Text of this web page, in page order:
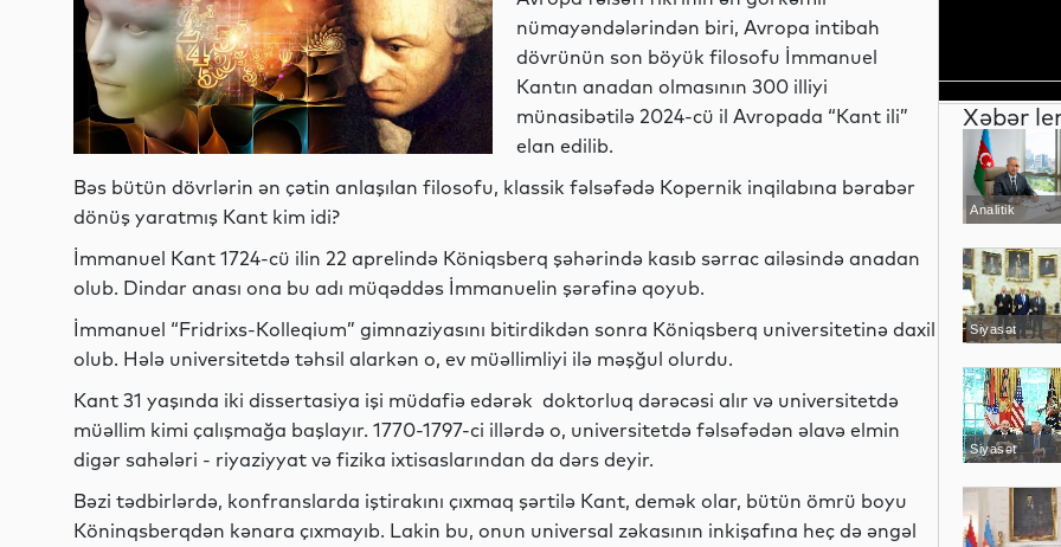
nümayəndələrindən biri, Avropa intibah
dövrünün son böyük filosofu İmmanuel
Kantın anadan olmasının 300 illiyi
münasibətilə 2024-cü il Avropada “Kant ili”
elan edilib.
Bəs bütün dövrlərin ən çətin anlaşılan filosofu, klassik fəlsəfədə Kopernik inqilabına bərabər
dönüş yaratmış Kant kim idi?
İmmanuel Kant 1724-cü ilin 22 aprelində Köniqsberq şəhərində kasıb sərrac ailəsində anadan
olub. Dindar anası ona bu adı müqəddəs İmmanuelin şərəfinə qoyub.
İmmanuel “Fridrixs-Kolleqium” gimnaziyasını bitirdikdən sonra Köniqsberq universitetinə daxil
olub. Hələ universitetdə təhsil alarkən o, ev müəllimliyi ilə məşğul olurdu.
Kant 31 yaşında iki dissertasiya işi müdafiə edərək doktorluq dərəcəsi alır və universitetdə
müəllim kimi çalışmağa başlayır. 1770-1797-ci illərdə o, universitetdə fəlsəfədən əlavə elmin
digər sahələri - riyaziyyat və fizika ixtisaslarından da dərs deyir.
Bəzi tədbirlərdə, konfranslarda iştirakını çıxmaq şərtilə Kant, demək olar, bütün ömrü boyu
Köninqsberqdən kənara çıxmayıb. Lakin bu, onun universal zəkasının inkişafına heç də əngəl
Xəbər
Analitik
Siyasət
Siyasət